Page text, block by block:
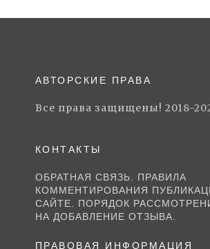
АВТОРСКИЕ ПРАВА
Все права защищены! 2018-
КОНТАКТЫ
ОБРАТНАЯ СВЯЗЬ. ПРАВИЛА
КОММЕНТИРОВАНИЯ
САЙТЕ. ПОРЯДОК
НА ДОБАВЛЕНИЕ ОТЗЫВА.
ПРАВОВАЯ ИНФОРМАЦИЯ